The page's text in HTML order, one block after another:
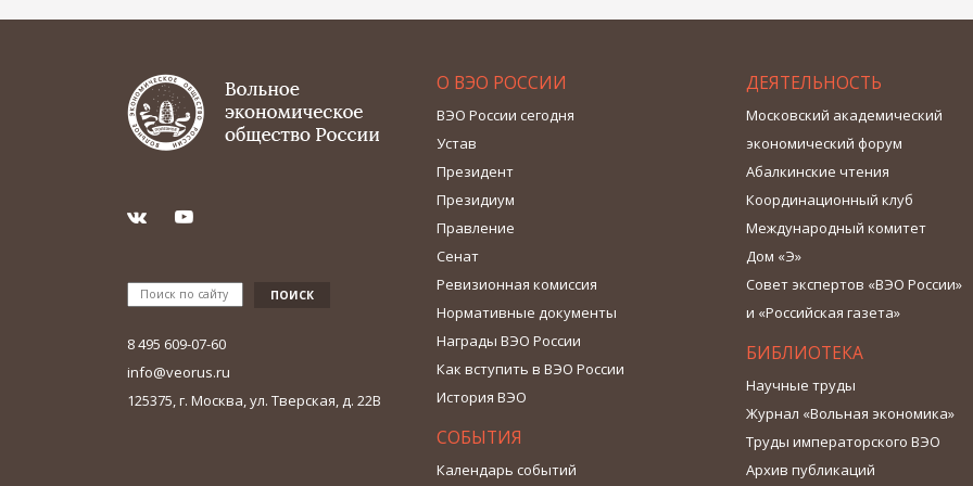
8 495 609-07-60
info@veorus.ru
125375, г. Москва, ул. Тверская, д. 22В
О ВЭО РОССИИ
ВЭО России сегодня
Устав
Президент
Президиум
Правление
Сенат
Ревизионная комиссия
Нормативные документы
Награды ВЭО России
Как вступить в ВЭО России
История ВЭО
СОБЫТИЯ
Календарь событий
ДЕЯТЕЛЬНОСТЬ
Московский академический
экономический форум
Абалкинские чтения
Координационный клуб
Международный комитет
Дом «Э»
Совет экспертов «ВЭО России»
и «Российская газета»
БИБЛИОТЕКА
Научные труды
Журнал «Вольная экономика»
Труды императорского ВЭО
Архив публикаций